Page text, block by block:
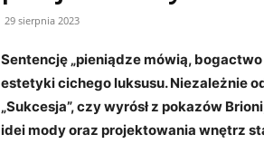
29 sierpnia 2023
Sentencję „pieniądze mówią,
estetyki cichego luksusu. Niezależnie
„Sukcesja”, czy wyrósł z pokazów
idei mody oraz projektowania wnętrz